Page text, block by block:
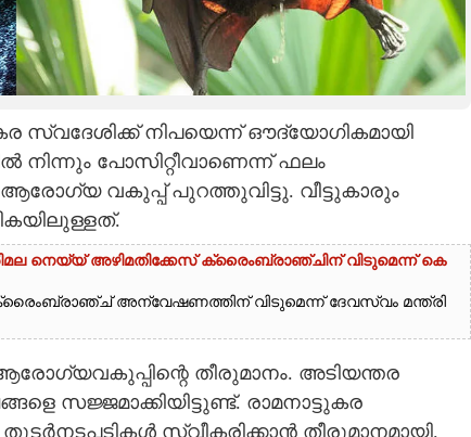
സ്വദേശിക്ക് നിപയെന്ന് ഔദ്യോഗികമായി
നിന്നും പോസിറ്റീവാണെന്ന് ഫലം
ആരോഗ്യ വകുപ്പ് പുറത്തുവിട്ടു. വീട്ടുകാരും
നെയ്യ് അഴിമതിക്കേസ് ക്രൈംബ്രാഞ്ചിന് വിടുമെന്ന് കെ
അന്വേഷണത്തിന് വിടുമെന്ന് ദേവസ്വം മന്ത്രി
തീരുമാനം. അടിയന്തര
സജ്ജമാക്കിയിട്ടുണ്ട്. രാമനാട്ടുകര
സ്വീകരിക്കാൻ തീരുമാനമായി.